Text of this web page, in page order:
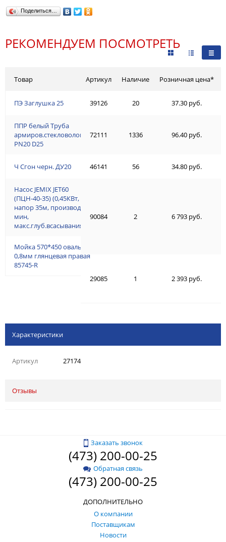
Поделиться…
РЕКОМЕНДУЕМ ПОСМОТРЕТЬ
Товар
ПЭ Заглушка 25
ППР белый Труба
армиров.стекловолокном
PN20 D25
Ч Сгон черн. ДУ20
Насос JEMIX JET60
(ПЦН-40-35) (0,45КВт,
напор 35м, производ.40л/
мин,
макс.глуб.всасывания 5м)
Мойка 570*450 овальная
0,8мм глянцевая правая
85745-R
Артикул Наличие Розничная цена*
39126 20 37.30 руб.
72111 1336 96.40 руб.
46141 56 34.80 руб.
90084 2 6 793 руб.
29085 1 2 393 руб.
Характеристики
Артикул 27174
Отзывы
Заказать звонок
(473) 200-00-25
Обратная связь
(473) 200-00-25
ДОПОЛНИТЕЛЬНО
О компании
Поставщикам
Новости